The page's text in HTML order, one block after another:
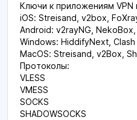
Ключи к приложениям
iOS: Streisand, v2box,
Android: v2rayNG,
Windows: HiddifyNext,
MacOS: Streisand, v2Box,
Протоколы:
VLESS
VMESS
SOCKS
SHADOWSOCKS